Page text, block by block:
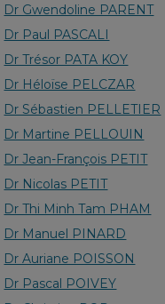
Dr Gwendoline PARENT
Dr Paul PASCALI
Dr Trésor PATA KOY
Dr Héloïse PELCZAR
Dr Sébastien PELLETIER
Dr Martine PELLOUIN
Dr Jean-François PETIT
Dr Nicolas PETIT
Dr Thi Minh Tam PHAM
Dr Manuel PINARD
Dr Auriane POISSON
Dr Pascal POIVEY